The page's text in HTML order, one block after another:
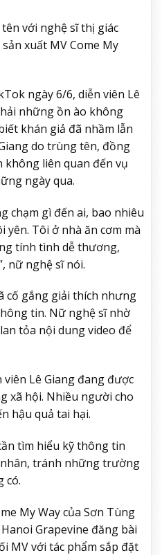
với nghệ sĩ thị giác
xuất MV Come My
ngày 6/6, diễn viên Lê
những ồn ào không
khán giả đã nhầm lẫn
do trùng tên, đồng
liên quan đến vụ
ngày qua.
chạm gì đến ai, bao nhiêu
yên. Tôi ở nhà ăn cơm mà
tính tình dễ thương,
nữ nghệ sĩ nói.
cố gắng giải thích nhưng
tin. Nữ nghệ sĩ nhờ
tỏa nội dung video để
Lê Giang đang được
xã hội. Nhiều người cho
hậu quả tai hại.
tìm hiểu kỹ thông tin
tránh những trường
có.
My Way của Sơn Tùng
Grapevine đăng bài
MV với tác phẩm sắp đặt